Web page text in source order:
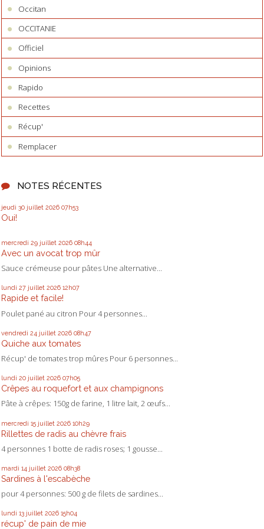
Occitan
OCCITANIE
Officiel
Opinions
Rapido
Recettes
Récup'
Remplacer
NOTES RÉCENTES
jeudi 30 juillet 2026 07h53
Oui!
mercredi 29 juillet 2026 08h44
Avec un avocat trop mûr
Sauce crémeuse pour pâtes Une alternative...
lundi 27 juillet 2026 12h07
Rapide et facile!
Poulet pané au citron Pour 4 personnes...
vendredi 24 juillet 2026 08h47
Quiche aux tomates
Récup' de tomates trop mûres Pour 6 personnes...
lundi 20 juillet 2026 07h05
Crêpes au roquefort et aux champignons
Pâte à crêpes: 150g de farine, 1 litre lait, 2 œufs...
mercredi 15 juillet 2026 10h29
Rillettes de radis au chèvre frais
4 personnes 1 botte de radis roses; 1 gousse...
mardi 14 juillet 2026 08h38
Sardines à l'escabèche
pour 4 personnes: 500 g de filets de sardines...
lundi 13 juillet 2026 15h04
récup' de pain de mie